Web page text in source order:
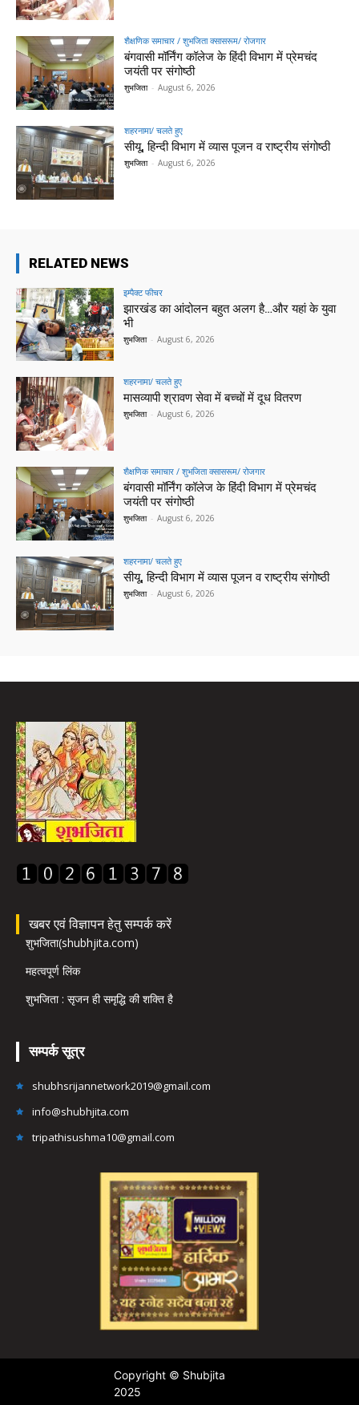
शैक्षणिक समाचार / शुभजिता क्सासरूम/ रोजगार
बंगवासी मॉर्निंग कॉलेज के हिंदी विभाग में प्रेमचंद
जयंती पर संगोष्ठी
शुभजिता - August 6, 2026
शहरनामा/ चलते हुए
सीयू, हिन्दी विभाग में व्यास पूजन व राष्ट्रीय संगोष्ठी
शुभजिता - August 6, 2026
RELATED NEWS
इम्पैक्ट फीचर
झारखंड का आंदोलन बहुत अलग है…और यहां के युवा
भी
शुभजिता - August 6, 2026
शहरनामा/ चलते हुए
मासव्यापी श्रावण सेवा में बच्चों में दूध वितरण
शुभजिता - August 6, 2026
शैक्षणिक समाचार / शुभजिता क्सासरूम/ रोजगार
बंगवासी मॉर्निंग कॉलेज के हिंदी विभाग में प्रेमचंद
जयंती पर संगोष्ठी
शुभजिता - August 6, 2026
शहरनामा/ चलते हुए
सीयू, हिन्दी विभाग में व्यास पूजन व राष्ट्रीय संगोष्ठी
शुभजिता - August 6, 2026
खबर एवं विज्ञापन हेतु सम्पर्क करें
शुभजिता(shubhjita.com)
महत्वपूर्ण लिंक
शुभजिता : सृजन ही समृद्धि की शक्ति है
सम्पर्क सूत्र
shubhsrijannetwork2019@gmail.com
info@shubhjita.com
tripathisushma10@gmail.com
Copyright © Shubjita
2025